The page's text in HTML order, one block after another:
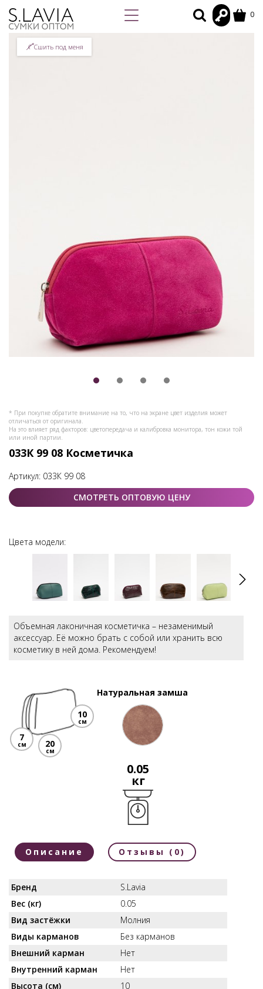
0
* При покупке обратите внимание на то, что на экране цвет изделия может
отличаться от оригинала.
На это влияет ряд факторов: цветопередача и калибровка монитора, тон кожи той
или иной партии.
Сшить под меня
033К 99 08 Косметичка
Артикул: 033К 99 08
СМОТРЕТЬ ОПТОВУЮ ЦЕНУ
Цвета модели:
Объемная лаконичная косметичка – незаменимый
аксессуар. Её можно брать с собой или хранить всю
косметику в ней дома. Рекомендуем!
7
см
10
см
20
см
Натуральная замша
0.05
кг
Описание Отзывы (0)
Бренд
S.Lavia
Вес (кг)
0.05
Вид застёжки
Молния
Виды карманов
Без карманов
Внешний карман
Нет
Внутренний карман
Нет
Высота (см)
10